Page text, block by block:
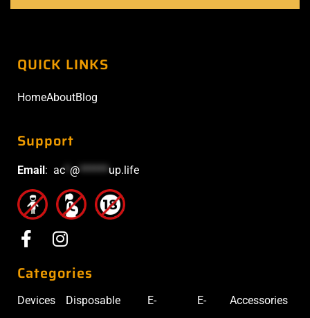
QUICK LINKS
HomeAboutBlog
Support
Email: ac @****** up.life
Categories
Devices Disposable E- E- Accessories